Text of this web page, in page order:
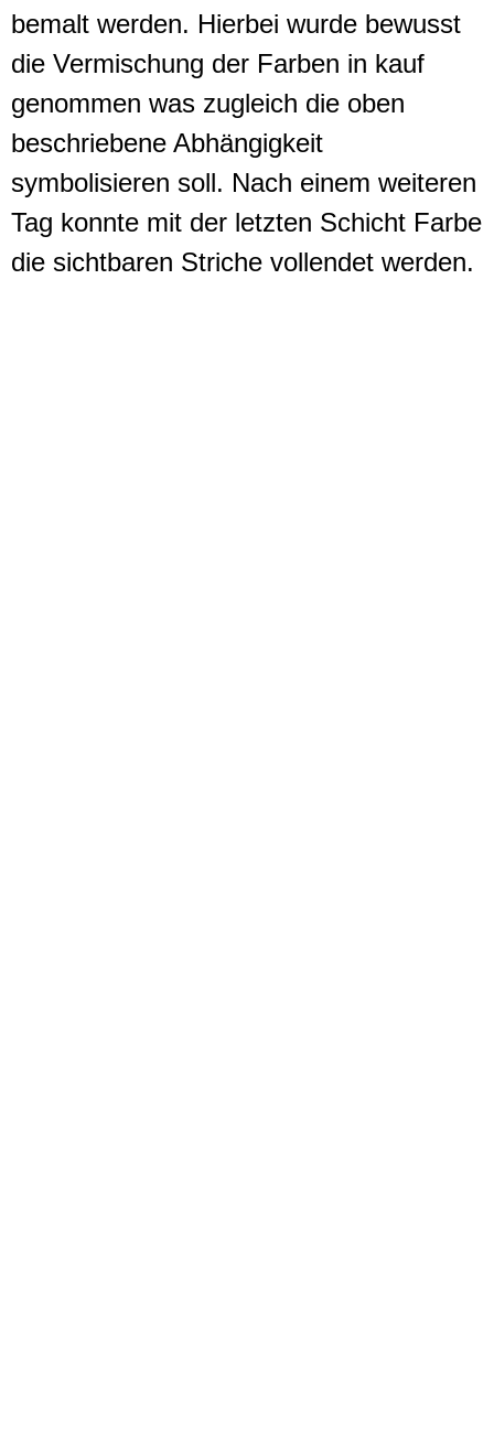
bemalt werden. Hierbei wurde bewusst
die Vermischung der Farben in kauf
genommen was zugleich die oben
beschriebene Abhängigkeit
symbolisieren soll. Nach einem weiteren
Tag konnte mit der letzten Schicht Farbe
die sichtbaren Striche vollendet werden.